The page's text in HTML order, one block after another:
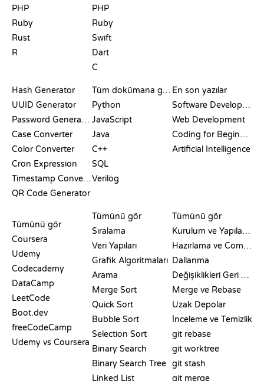
PHP
Ruby
Rust
R
PHP
Ruby
Swift
Dart
C
Hash Generator
UUID Generator
Password Generator
Case Converter
Color Converter
Cron Expression
Timestamp Converter
QR Code Generator
Tüm dokümana göz at
Python
JavaScript
Java
C++
SQL
Verilog
En son yazılar
Software Development
Web Development
Coding for Beginners
Artificial Intelligence
KARŞILAŞTIRMALAR
Tümünü gör
Coursera
Udemy
Codecademy
DataCamp
LeetCode
Boot.dev
freeCodeCamp
Udemy vs Coursera
Tümünü gör
Sıralama
Veri Yapıları
Grafik Algoritmaları
Arama
Merge Sort
Quick Sort
Bubble Sort
Selection Sort
Binary Search
Binary Search Tree
Linked List
Tümünü gör
Kurulum ve Yapılandırma
Hazırlama ve Commit
Dallanma
Değişiklikleri Geri Alma
Merge ve Rebase
Uzak Depolar
İnceleme ve Temizlik
git rebase
git worktree
git stash
git merge